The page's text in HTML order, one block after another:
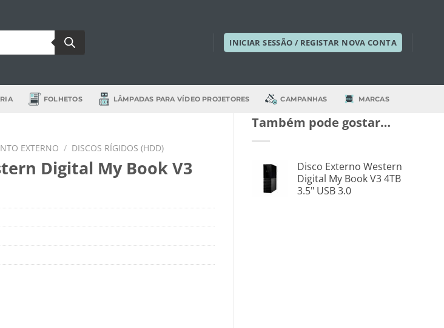
INICIAR SESSÃO / REGISTAR NOVA CONTA
FOLHETOS LÂMPADAS PARA VÍDEO PROJETORES CAMPANHAS MARCAS
Também pode gostar…
Disco Externo Western
Digital My Book V3 4TB
3.5" USB 3.0
EXTERNO / DISCOS RÍGIDOS (HDD)
Digital My Book V3